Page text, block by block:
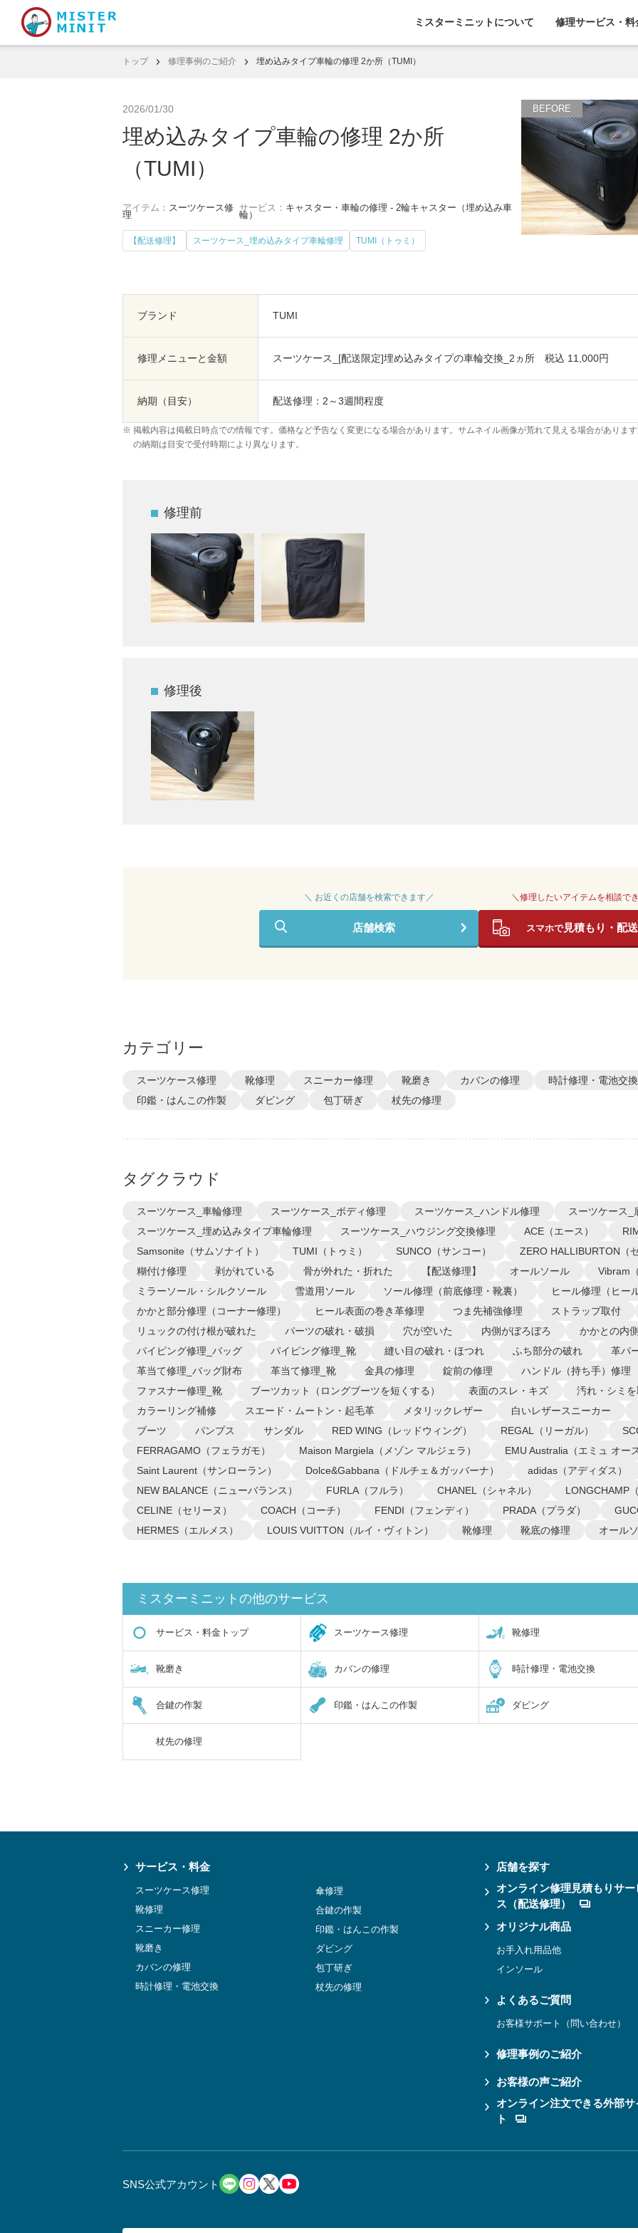
ミスターミニットについて 修理サービス・料
トップ 修理事例のご紹介 埋め込みタイプ車輪の修理 2か所（TUMI）
2026/01/30
埋め込みタイプ車輪の修理 2か所
（TUMI）
アイテム： スーツケース修
理
サービス： キャスター・車輪の修理 - 2輪キャスター（埋め込み車
輪）
【配送修理】 スーツケース_埋め込みタイプ車輪修理 TUMI（トゥミ）
ブランド TUMI
修理メニューと金額 スーツケース_[配送限定]埋め込みタイプの車輪交換_2ヵ所 税込 11,000円
納期（目安） 配送修理：2～3週間程度
掲載内容は掲載日時点での情報です。価格など予告なく変更になる場合があります。サムネイル画像が荒れて見える場合がありま
の納期は目安で受付時期により異なります。
修理前
修理後
＼修理したいアイテムを相談で
スマホで見積もり・配
＼ お近くの店舗を検索できます／
店舗検索
カテゴリー
スーツケース修理 靴修理 スニーカー修理 靴磨き カバンの修理 時計修理・電池交換
印鑑・はんこの作製
ダビング 包丁研ぎ 杖先の修理
タグクラウド
スーツケース_車輪修理 スーツケース_ボディ修理 スーツケース_ハンドル修理
スーツケース_
スーツケース_埋め込みタイプ車輪修理
スーツケース_ハウジング交換修理 ACE（エース）
Samsonite（サムソナイト）
TUMI（トゥミ） SUNCO（サンコー） ZERO HALLIBURTON（
糊付け修理
剥がれている 骨が外れた・折れた 【配送修理】 オールソール
Vibram
ミラーソール・シルクソール
雪道用ソール ソール修理（前底修理・靴裏）
ヒール修理（ヒー
かかと部分修理（コーナー修理）
ヒール表面の巻き革修理 つま先補強修理 ストラップ取付
リュックの付け根が破れた
パーツの破れ・破損 穴が空いた 内側がぼろぼろ かかとの内
パイピング修理_バッグ
パイピング修理_靴 縫い目の破れ・ほつれ ふち部分の破れ
革パ
革当て修理_バッグ財布
革当て修理_靴 金具の修理 錠前の修理 ハンドル（持ち手）修理
ファスナー修理_靴
ブーツカット（ロングブーツを短くする） 表面のスレ・キズ 汚れ・シミ
カラーリング補修
スエード・ムートン・起毛革 メタリックレザー 白いレザースニーカー
ブーツ
パンプス サンダル RED WING（レッドウィング） REGAL（リーガル）
FERRAGAMO（フェラガモ）
Maison Margiela（メゾン マルジェラ）
EMU Australia（エミュ オー
Saint Laurent（サンローラン）
Dolce&Gabbana（ドルチェ＆ガッバーナ） adidas（アディダス）
NEW BALANCE（ニューバランス）
FURLA（フルラ） CHANEL（シャネル）
LONGCHAMP
CELINE（セリーヌ）
COACH（コーチ） FENDI（フェンディ） PRADA（プラダ）
HERMES（エルメス）
LOUIS VUITTON（ルイ・ヴィトン） 靴修理 靴底の修理 オール
ミスターミニットの他のサービス
サービス・料金トップ スーツケース修理 靴修理
靴磨き カバンの修理 時計修理・電池交換
合鍵の作製 印鑑・はんこの作製 ダビング
杖先の修理
サービス・料金
スーツケース修理
靴修理
スニーカー修理
靴磨き
カバンの修理
時計修理・電池交換
傘修理
合鍵の作製
印鑑・はんこの作製
ダビング
包丁研ぎ
杖先の修理
店舗を探す
オンライン修理見積もりサー
ス（配送修理）
オリジナル商品
お手入れ用品他
インソール
よくあるご質問
お客様サポート（問い合わせ）
修理事例のご紹介
お客様の声ご紹介
オンライン注文できる外部サ
ト
SNS公式アカウント